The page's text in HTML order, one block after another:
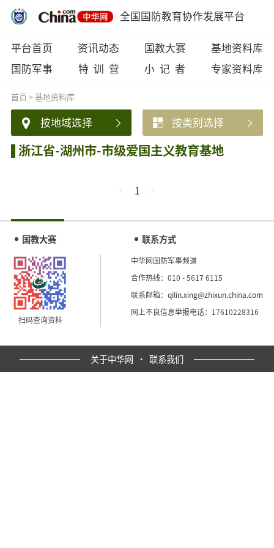
全国国防教育协作发展平台
平台首页 资讯动态 国教大赛
基地资料库
国防军事
特 训 营 小 记 者 专家资料库
首页>基地资料库
按地域选择 按类别选择
浙江省-湖州市-市级爱国主义教育基地
1
国教大赛
扫码查询资料
联系方式
中华网国防军事频道
合作热线：010 - 5617 6115
联系邮箱：qilin.xing@zhixun.china.com
网上不良信息举报电话：17610228316
关于中华网 · 联系我们